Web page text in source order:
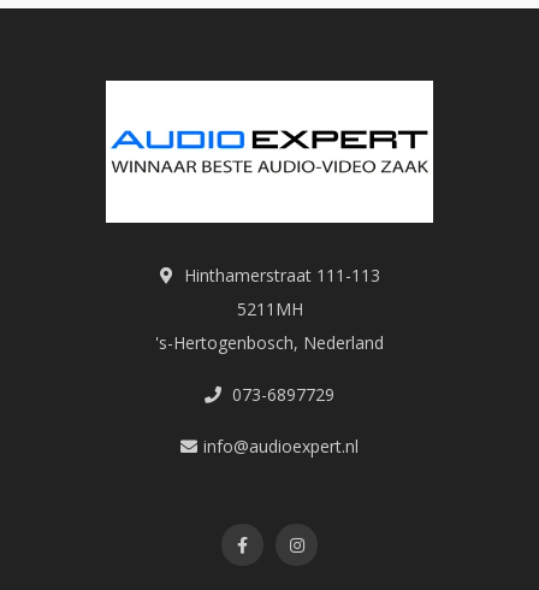
Hinthamerstraat 111-113
5211MH
's-Hertogenbosch, Nederland
073-6897729
info@audioexpert.nl